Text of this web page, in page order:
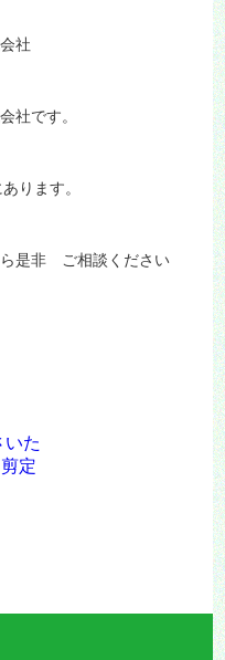
社
社です。
ります。
ら是非 ご相談ください
いた
定